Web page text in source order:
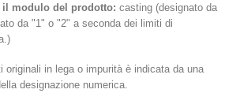
modulo del prodotto: casting (designato da
da "1" o "2" a seconda dei limiti di
originali in lega o impurità è indicata da una
designazione numerica.